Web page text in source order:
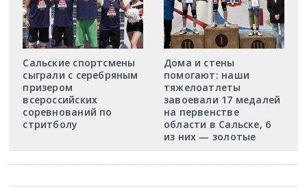
Сальские спортсмены
сыграли с серебряным
призером
всероссийских
соревнований по
стритболу
Дома и стены
помогают: наши
тяжелоатлеты
завоевали 17 медалей
на первенстве
области в Сальске, 6
из них — золотые